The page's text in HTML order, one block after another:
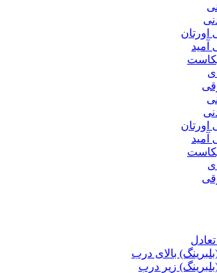
اورتان
آمید
اورتان
آمید
تعادل
بالای درب
زیر درب